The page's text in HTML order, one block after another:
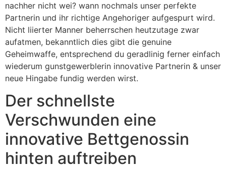
nachher nicht wei? wann nochmals unser perfekte
Partnerin und ihr richtige Angehoriger aufgespurt wird.
Nicht liierter Manner beherrschen heutzutage zwar
aufatmen, bekanntlich dies gibt die genuine
Geheimwaffe, entsprechend du geradlinig ferner einfach
wiederum gunstgewerblerin innovative Partnerin & unser
neue Hingabe fundig werden wirst.
Der schnellste
Verschwunden eine
innovative Bettgenossin
hinten auftreiben